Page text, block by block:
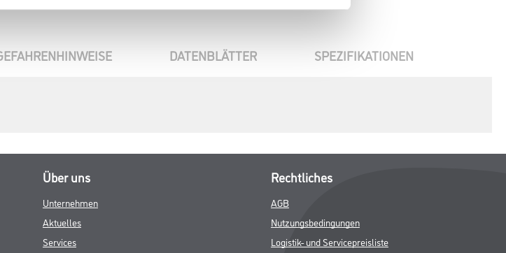
DATENBLÄTTER SPEZIFIKATIONEN
Über uns
Unternehmen
Aktuelles
Services
Rechtliches
AGB
Nutzungsbedingungen
Logistik- und Servicepreisliste